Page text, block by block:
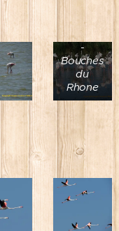
de
Camargue
-
Bouches
du
Rhone